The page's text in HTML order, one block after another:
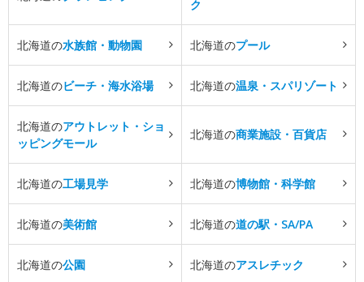
ク
北海道の水族館・動物園 北海道のプール
北海道のビーチ・海水浴場 北海道の温泉・スパリゾート
北海道のアウトレット・ショ
ッピングモール
北海道の商業施設・百貨店
北海道の工場見学 北海道の博物館・科学館
北海道の美術館 北海道の道の駅・SA/PA
北海道の公園 北海道のアスレチック